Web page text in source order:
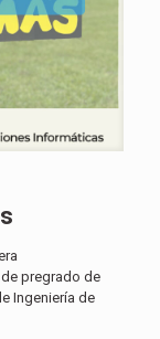
pregrado de
Ingeniería de